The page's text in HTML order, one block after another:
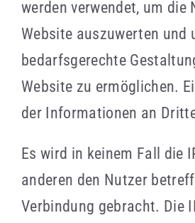
werden verwendet, um die
Website auszuwerten und
bedarfsgerechte
Website zu ermöglichen.
der Informationen an
Es wird in keinem Fall die
anderen den Nutzer
Verbindung gebracht. Die